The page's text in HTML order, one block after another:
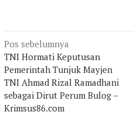
Navigasi
pos
Pos sebelumnya
TNI Hormati Keputusan
Pemerintah Tunjuk Mayjen
TNI Ahmad Rizal Ramadhani
sebagai Dirut Perum Bulog –
Krimsus86.com